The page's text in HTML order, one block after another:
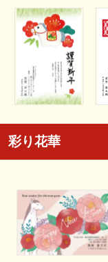
彩り花華